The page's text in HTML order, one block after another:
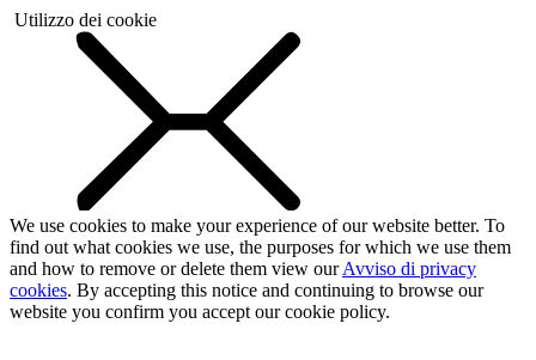
Utilizzo dei cookie
We use cookies to make your experience of our website better. To
find out what cookies we use, the purposes for which we use them
and how to remove or delete them view ourAvviso di privacy
cookies. By accepting this notice and continuing to browse our
website you confirm you accept our cookie policy.